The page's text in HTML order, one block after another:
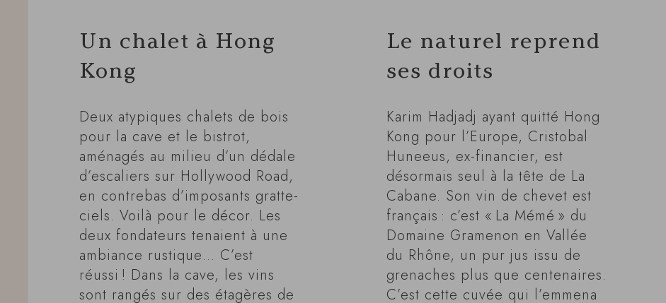
Un chalet à Hong
Kong
Deux atypiques chalets de bois
pour la cave et le bistrot,
aménagés au milieu d’un dédale
d’escaliers sur Hollywood Road,
en contrebas d’imposants gratte-
ciels. Voilà pour le décor. Les
deux fondateurs tenaient à une
ambiance rustique… C’est
réussi ! Dans la cave, les vins
sont rangés sur des étagères de
Le naturel reprend
ses droits
Karim Hadjadj ayant quitté Hong
Kong pour l’Europe, Cristobal
Huneeus, ex-financier, est
désormais seul à la tête de La
Cabane. Son vin de chevet est
français : c’est « La Mémé » du
Domaine Gramenon en Vallée
du Rhône, un pur jus issu de
grenaches plus que centenaires.
C’est cette cuvée qui l’emmena